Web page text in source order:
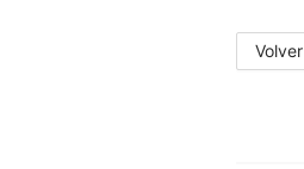
Volver